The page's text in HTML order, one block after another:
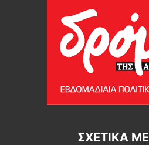
ΣΧΕΤΙΚΆ